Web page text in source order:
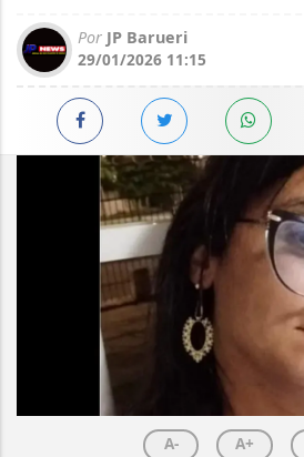
Por JP Barueri
29/01/2026 11:15
A- A+